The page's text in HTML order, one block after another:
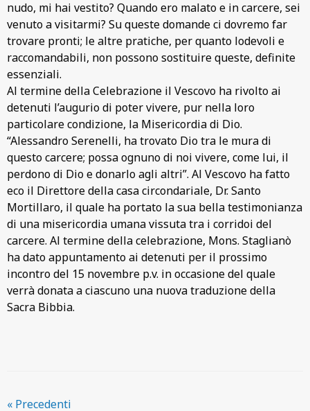
nudo, mi hai vestito? Quando ero malato e in carcere, sei
venuto a visitarmi? Su queste domande ci dovremo far
trovare pronti; le altre pratiche, per quanto lodevoli e
raccomandabili, non possono sostituire queste, definite
essenziali.
Al termine della Celebrazione il Vescovo ha rivolto ai
detenuti l’augurio di poter vivere, pur nella loro
particolare condizione, la Misericordia di Dio.
“Alessandro Serenelli, ha trovato Dio tra le mura di
questo carcere; possa ognuno di noi vivere, come lui, il
perdono di Dio e donarlo agli altri”. Al Vescovo ha fatto
eco il Direttore della casa circondariale, Dr. Santo
Mortillaro, il quale ha portato la sua bella testimonianza
di una misericordia umana vissuta tra i corridoi del
carcere. Al termine della celebrazione, Mons. Staglianò
ha dato appuntamento ai detenuti per il prossimo
incontro del 15 novembre p.v. in occasione del quale
verrà donata a ciascuno una nuova traduzione della
Sacra Bibbia.
P
« Precedenti